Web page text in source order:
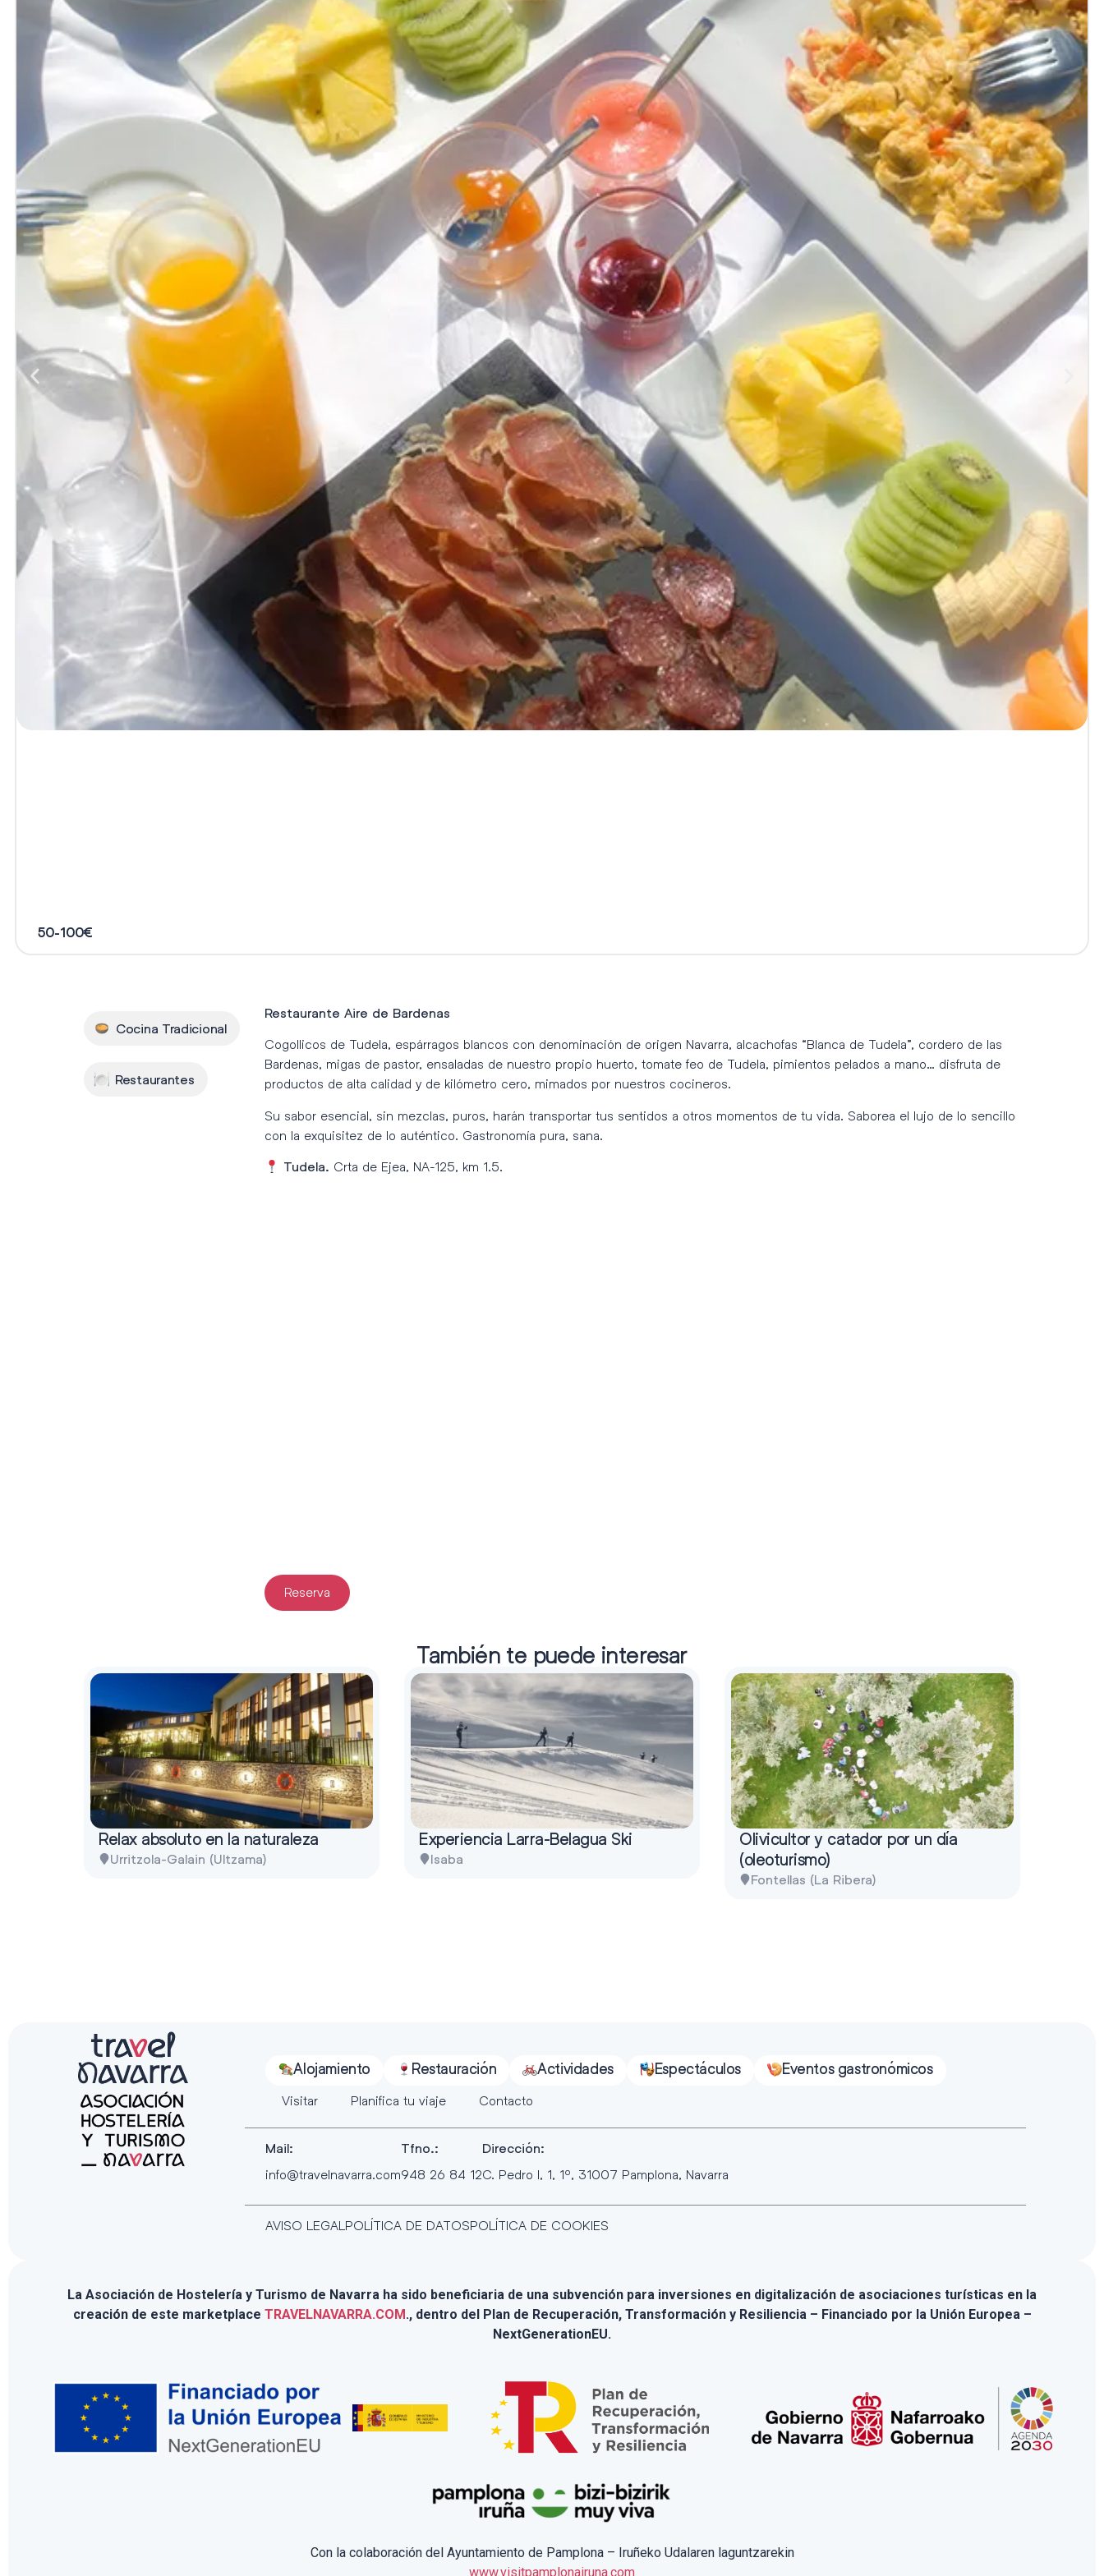
50-100€
Cocina Tradicional
Restaurantes
Restaurante Aire de Bardenas
Cogollicos de Tudela, espárragos blancos con denominación de origen Navarra, alcachofas “Blanca de Tudela”, cordero de las
Bardenas, migas de pastor, ensaladas de nuestro propio huerto, tomate feo de Tudela, pimientos pelados a mano… disfruta de
productos de alta calidad y de kilómetro cero, mimados por nuestros cocineros.
Su sabor esencial, sin mezclas, puros, harán transportar tus sentidos a otros momentos de tu vida. Saborea el lujo de lo sencillo
con la exquisitez de lo auténtico. Gastronomía pura, sana.
Tudela. Crta de Ejea, NA-125, km 1.5.
Reserva
También te puede interesar
Relax absoluto en la naturaleza
Urritzola-Galain (Ultzama)
Experiencia Larra-Belagua Ski
Isaba
Olivicultor y catador por un día
(oleoturismo)
Fontellas (La Ribera)
Alojamiento Restauración Actividades Espectáculos Eventos gastronómicos
Visitar Planifica tu viaje Contacto
Mail:
info@travelnavarra.com
Tfno.:
948 26 84 12
Dirección:
C. Pedro I, 1, 1º, 31007 Pamplona, Navarra
AVISO LEGAL POLÍTICA DE DATOSPOLÍTICA DE COOKIES
La Asociación de Hostelería y Turismo de Navarra ha sido beneficiaria de una subvención para inversiones en digitalización de asociaciones turísticas en la
creación de este marketplace TRAVELNAVARRA.COM., dentro del Plan de Recuperación, Transformación y Resiliencia – Financiado por la Unión Europea –
NextGenerationEU.
Con la colaboración del Ayuntamiento de Pamplona – Iruñeko Udalaren laguntzarekin
www.visitpamplonairuna.com